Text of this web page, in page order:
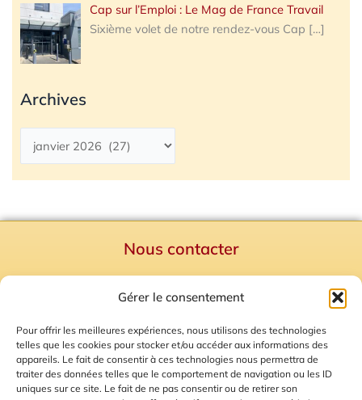
Gérer le consentement
Pour offrir les meilleures expériences, nous utilisons des technologies
telles que les cookies pour stocker et/ou accéder aux informations des
appareils. Le fait de consentir à ces technologies nous permettra de
traiter des données telles que le comportement de navigation ou les ID
uniques sur ce site. Le fait de ne pas consentir ou de retirer son
Cap sur l’Emploi : Le Mag de France Travail
Sixième volet de notre rendez-vous Cap […]
Archives
Nous contacter
Mentions Légales
Plan du site
Gestion des Cookies